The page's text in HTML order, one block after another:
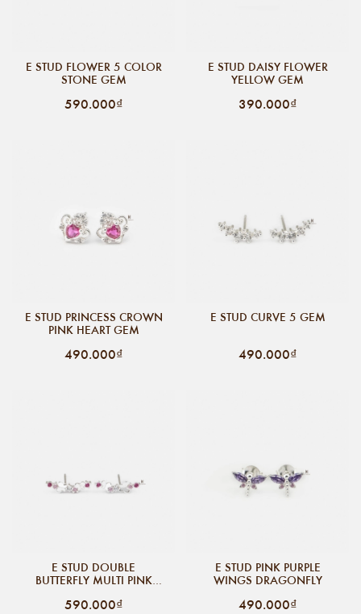
E STUD FLOWER 5 COLOR
STONE GEM
590.000₫
E STUD DAISY FLOWER
YELLOW GEM
390.000₫
E STUD PRINCESS CROWN
PINK HEART GEM
490.000₫
E STUD CURVE 5 GEM
490.000₫
E STUD DOUBLE
BUTTERFLY MULTI PINK
590.000₫
E STUD PINK PURPLE
WINGS DRAGONFLY
490.000₫